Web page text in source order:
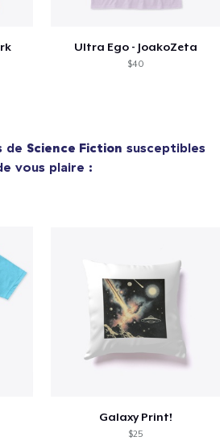
Ultra Ego - JoakoZeta
$40
de Science Fiction susceptibles
vous plaire :
Galaxy Print!
$25